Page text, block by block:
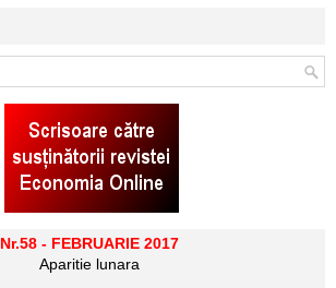
Nr.58 - FEBRUARIE 2017
Aparitie lunara